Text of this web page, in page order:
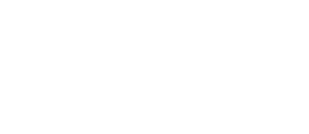
イトゴールド ネックレス パール(真珠) ダイヤ 0.01 総重量
ゴールド ネックレス パール(真珠) ダイヤ 0.01 総重量約